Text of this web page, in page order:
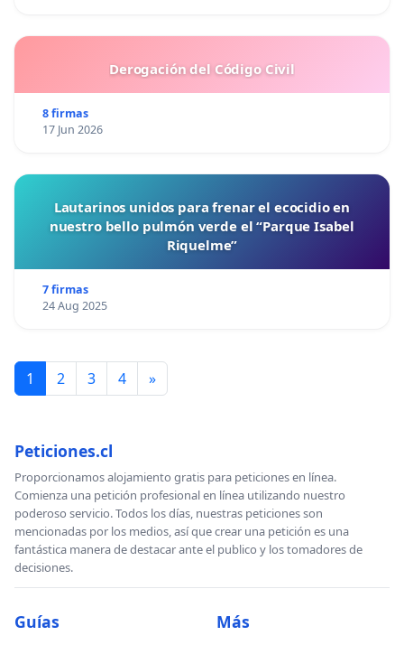
Derogación del Código Civil
8 firmas
17 Jun 2026
Lautarinos unidos para frenar el ecocidio en
nuestro bello pulmón verde el “Parque Isabel
Riquelme”
7 firmas
24 Aug 2025
1 2 3 4 »
Peticiones.cl
Proporcionamos alojamiento gratis para peticiones en línea.
Comienza una petición profesional en línea utilizando nuestro
poderoso servicio. Todos los días, nuestras peticiones son
mencionadas por los medios, así que crear una petición es una
fantástica manera de destacar ante el publico y los tomadores de
decisiones.
Guías Más